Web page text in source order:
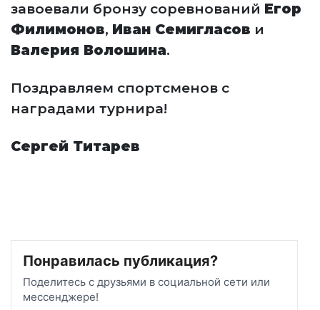
завоевали бронзу соревнований Егор
Филимонов, Иван Семигласов и
Валерия Волошина.
Поздравляем спортсменов с
наградами турнира!
Сергей Титарев
Понравилась публикация?
Поделитесь с друзьями в социальной сети или
мессенджере!